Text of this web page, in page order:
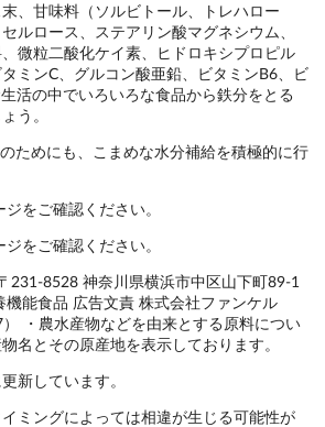
、甘味料（ソルビトール、トレハロー
ルロース、ステアリン酸マグネシウム、
微粒二酸化ケイ素、ヒドロキシプロピル
ミンC、グルコン酸亜鉛、ビタミンB6、ビ
活の中でいろいろな食品から鉄分をとる
う。
ためにも、こまめな水分補給を積極的に行
をご確認ください。
をご確認ください。
231-8528 神奈川県横浜市中区山下町89-1
能食品 広告文責 株式会社ファンケル
） ・農水産物などを由来とする原料につい
名とその原産地を表示しております。
新しています。
ミングによっては相違が生じる可能性が